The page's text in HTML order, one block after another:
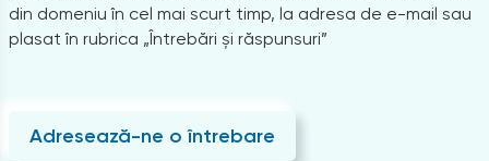
din domeniu în cel mai scurt timp, la adresa de e-mail sau
plasat în rubrica „Întrebări și răspunsuri”
Adresează-ne o întrebare